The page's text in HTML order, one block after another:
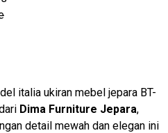
italia ukiran mebel jepara BT-
Dima Furniture Jepara,
detail mewah dan elegan ini